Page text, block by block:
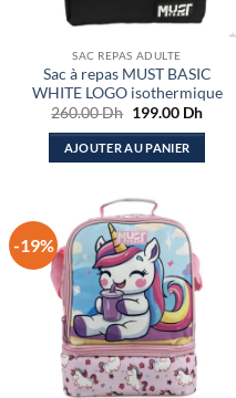
SAC REPAS ADULTE
Sac à repas MUST BASIC
WHITE LOGO isothermique
260.00Dh Le
initial
était :
199.00 DhLe
actuel
AJOUTER AU PANIER
-19%